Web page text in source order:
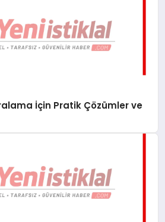
İçin Pratik Çözümler ve